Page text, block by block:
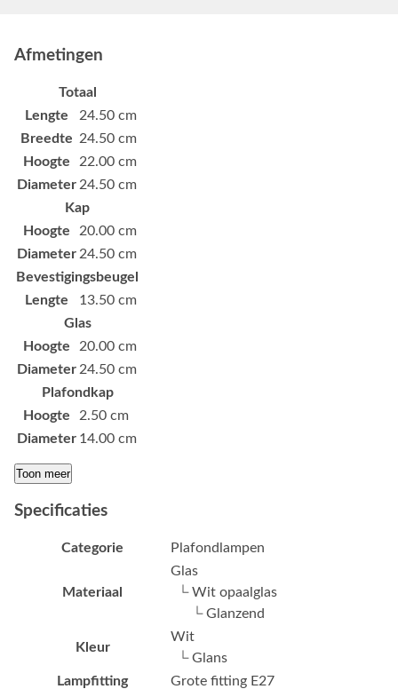
Afmetingen
Totaal
Lengte
24.50 cm
Breedte 24.50 cm
Hoogte
22.00 cm
Diameter24.50 cm
Kap
Hoogte
20.00 cm
Diameter24.50 cm
Bevestigingsbeugel
Lengte
13.50 cm
Glas
Hoogte
20.00 cm
Diameter24.50 cm
Plafondkap
Hoogte
2.50 cm
Diameter 14.00 cm
Toon meer
Specificaties
Categorie Plafondlampen
Materiaal
Glas
└ Wit opaalglas
└ Glanzend
Kleur
Wit
└ Glans
Lampfitting
Grote fitting E27